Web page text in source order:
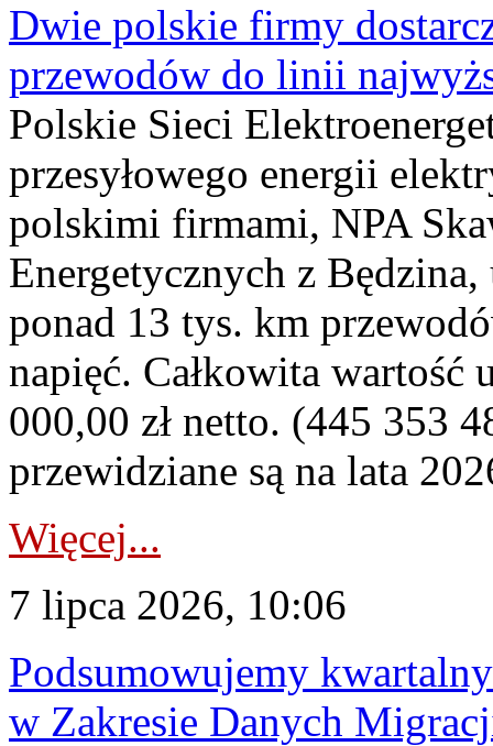
Dwie polskie firmy
przewodów do linii
Polskie Sieci
przesyłowego energii
polskimi firmami, NPA
Energetycznych z
ponad 13 tys. km
napięć. Całkowita
000,00 zł netto. (445 353
przewidziane są na lata
Więcej...
7 lipca 2026, 10:06
Podsumowujemy
w Zakresie Danych